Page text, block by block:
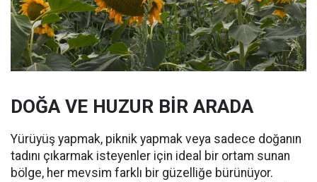
DOĞA VE HUZUR BİR ARADA
Yürüyüş yapmak, piknik yapmak veya sadece doğanın
tadını çıkarmak isteyenler için ideal bir ortam sunan
bölge, her mevsim farklı bir güzelliğe bürünüyor.